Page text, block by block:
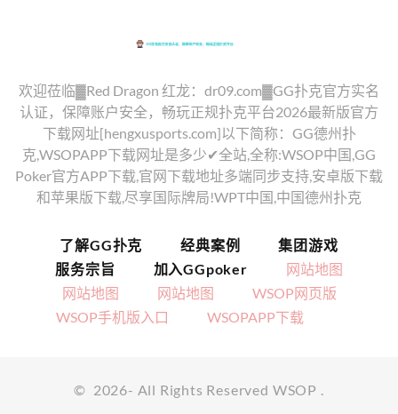
欢迎莅临▓Red Dragon 红龙：dr09.com▓GG扑克官方实名
认证，保障账户安全，畅玩正规扑克平台2026最新版官方
下载网址[hengxusports.com]以下简称：GG德州扑
克,WSOPAPP下载网址是多少✔全站,全称:WSOP中国,GG
Poker官方APP下载,官网下载地址多端同步支持,安卓版下载
和苹果版下载,尽享国际牌局!WPT中国,中国德州扑克
了解GG扑克 经典案例
集团游戏
服务宗旨
加入GGpoker
网站地图
网站地图
网站地图
WSOP网页版
WSOP手机版入口
WSOPAPP下载
© 2026- All Rights Reserved WSOP